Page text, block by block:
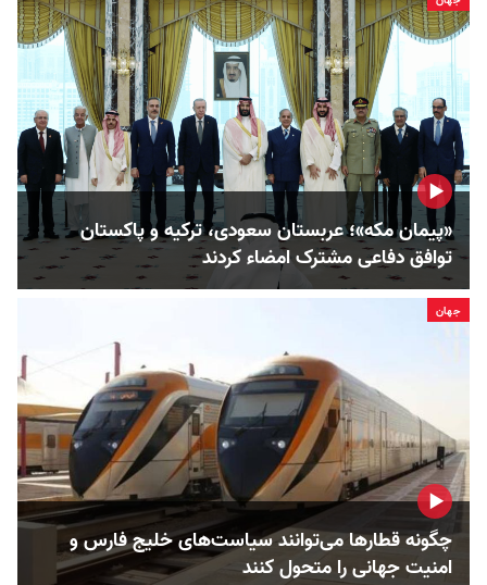
«پیمان مکه»؛ عربستان سعودی، ترکیه و پاکستان
توافق دفاعی مشترک امضاء کردند
جهان
چگونه قطارها می‌توانند سیاست‌های خلیج فارس و
امنیت جهانی را متحول کنند